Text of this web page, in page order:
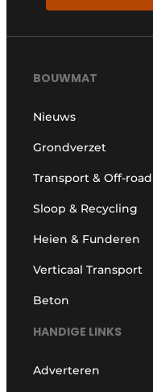
BOUWMAT
Nieuws
Grondverzet
Transport & Off-road
Sloop & Recycling
Heien & Funderen
Verticaal Transport
Beton
HANDIGE LINKS
Adverteren